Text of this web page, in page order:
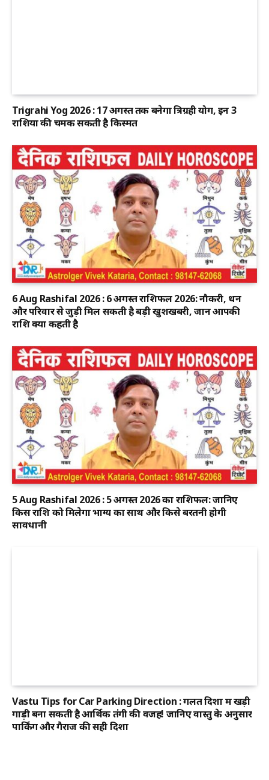
Trigrahi Yog 2026 : 17 अगस्त तक बनेगा त्रिग्रही योग, इन 3
राशियों की चमक सकती है किस्मत
6 Aug Rashifal 2026 : 6 अगस्त राशिफल 2026: नौकरी, धन
और परिवार से जुड़ी मिल सकती है बड़ी खुशखबरी, जानें आपकी
राशि क्या कहती है
5 Aug Rashifal 2026 : 5 अगस्त 2026 का राशिफल: जानिए
किस राशि को मिलेगा भाग्य का साथ और किसे बरतनी होगी
सावधानी
Vastu Tips for Car Parking Direction : गलत दिशा में खड़ी
गाड़ी बना सकती है आर्थिक तंगी की वजह! जानिए वास्तु के अनुसार
पार्किंग और गैराज की सही दिशा